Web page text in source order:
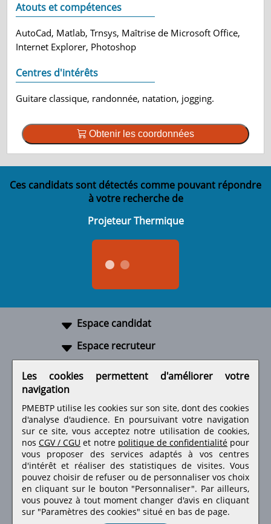
Atouts et compétences
AutoCad, Matlab, Trnsys, Maîtrise de Microsoft Office,
Internet Explorer, Photoshop
Centres d'intérêts
Guitare classique, randonnée, natation, jogging.
Obtenir les coordonnées
Ces candidats sont détectés comme pouvant répondre
à votre recherche de
Projeteur Thermique
Espace candidat
Espace recruteur
Retrouvez-nous sur les réseaux sociaux
Les cookies permettent d'améliorer votre
navigation
PMEBTP utilise les cookies sur son site, dont des cookies
d'analyse d'audience. En poursuivant votre navigation
sur ce site, vous acceptez notre utilisation de cookies,
nos CGV / CGU et notre politique de confidentialité pour
vous proposer des services adaptés à vos centres
d'intérêt et réaliser des statistiques de visites.Vous
pouvez choisir de refuser ou de personnaliser vos choix
en cliquant sur le bouton "Personnaliser". Par ailleurs,
vous pouvez à tout moment changer d'avis en cliquant
sur "Paramètres des cookies" situé en bas de page.